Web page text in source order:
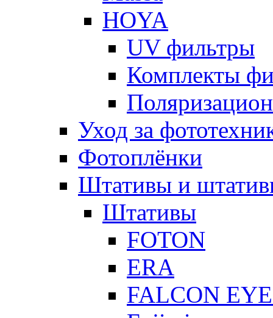
HOYA
UV фильтры
Комплекты
Уход за
Фотоплёнки
Штативы и
Штативы
FOTON
ERA
FALCON